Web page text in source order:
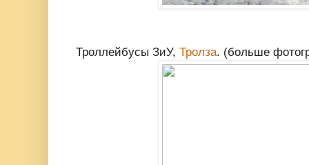
Троллейбусы ЗиУ, Тролза. (больше